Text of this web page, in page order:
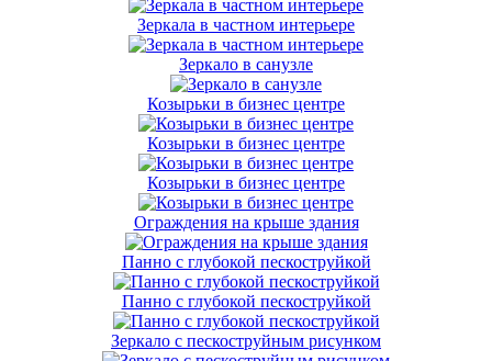
Зеркала в частном интерьере
Зеркало в санузле
Козырьки в бизнес центре
Козырьки в бизнес центре
Козырьки в бизнес центре
Ограждения на крыше здания
Панно с глубокой пескоструйкой
Панно с глубокой пескоструйкой
Зеркало с пескоструйным рисунком